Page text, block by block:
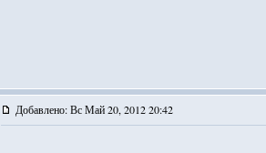
Добавлено: Вс Май 20, 2012 20:42